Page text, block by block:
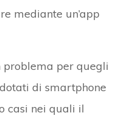
mediante un’app
problema per quegli
di smartphone
casi nei quali il